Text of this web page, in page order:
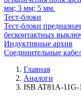
мм; 3 мм; 5 мм.
Тест-блоки
Тест-блоки
бесконтактных
Индуктивные архив
Соединительные
Главная
Аналоги
ISB AT81A-11G-